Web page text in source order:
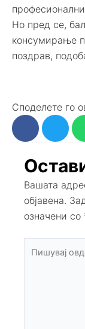
Но пред се,
консумирање
поздрав,
Споделете го
Вашата
објавена.
означени со
овде...